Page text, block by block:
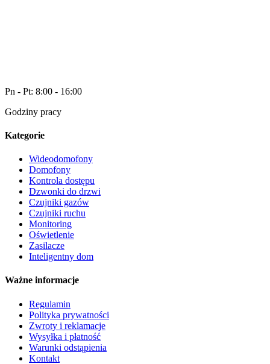
Pn - Pt: 8:00 - 16:00
Godziny pracy
Kategorie
Wideodomofony
Domofony
Kontrola dostępu
Dzwonki do drzwi
Czujniki gazów
Czujniki ruchu
Monitoring
Oświetlenie
Zasilacze
Inteligentny dom
Ważne informacje
Regulamin
Polityka prywatności
Zwroty i reklamacje
Wysyłka i płatność
Warunki odstąpienia
Kontakt